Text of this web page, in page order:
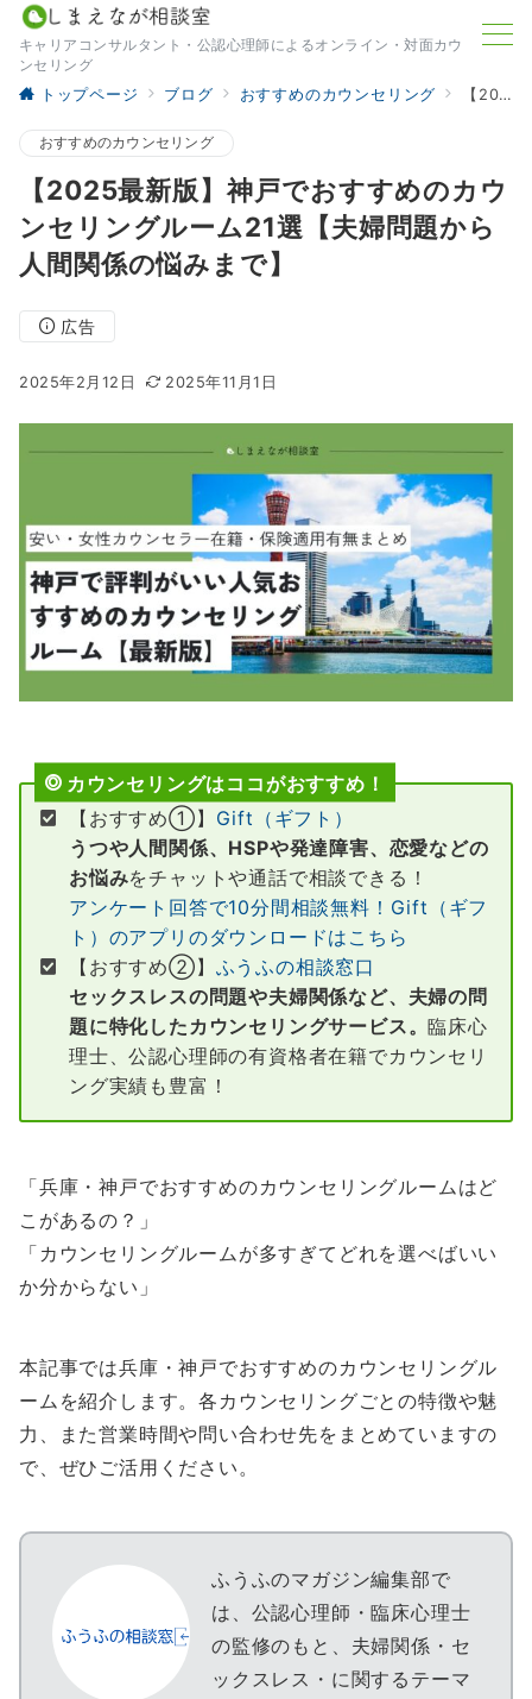
キャリアコンサルタント・公認心理師によるオンライン・対面カウ
ンセリング
トップページ ブログ おすすめのカウンセリング 【2025最新版】神戸でおすすめのカウンセリングルーム21選【夫婦問題から人間関係の悩みまで】
おすすめのカウンセリング
【2025最新版】神戸でおすすめのカウ
ンセリングルーム21選【夫婦問題から
人間関係の悩みまで】
広告
2025年2月12日 2025年11月1日
カウンセリングはココがおすすめ！
【おすすめ①】 Gift（ギフト）
うつや人間関係、HSPや発達障害、恋愛などの
お悩みをチャットや通話で相談できる！
アンケート回答で10分間相談無料！Gift（ギフ
ト）のアプリのダウンロードはこちら
【おすすめ②】 ふうふの相談窓口
セックスレスの問題や夫婦関係など、夫婦の問
題に特化したカウンセリングサービス。臨床心
理士、公認心理師の有資格者在籍でカウンセリ
ング実績も豊富！
「兵庫・神戸でおすすめのカウンセリングルームはど
こがあるの？」
「カウンセリングルームが多すぎてどれを選べばいい
か分からない」
本記事では兵庫・神戸でおすすめのカウンセリングル
ームを紹介します。各カウンセリングごとの特徴や魅
力、また営業時間や問い合わせ先をまとめていますの
で、ぜひご活用ください。
ふうふのマガジン編集部で
は、公認心理師・臨床心理士
の監修のもと、夫婦関係・セ
ックスレス・に関するテーマ